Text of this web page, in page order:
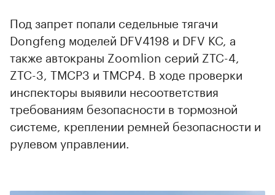
Под запрет попали седельные тягачи
Dongfeng моделей DFV4198 и DFV KC, а
также автокраны Zoomlion серий ZTC-4,
ZTC-3, TMCP3 и TMCP4. В ходе проверки
инспекторы выявили несоответствия
требованиям безопасности в тормозной
системе, креплении ремней безопасности и
рулевом управлении.